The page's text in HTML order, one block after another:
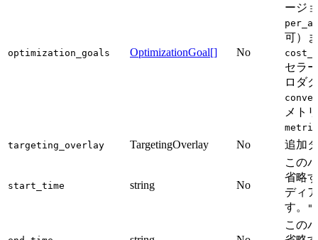
optimization_goals OptimizationGoal[] No
ージ
可）
セラ
ロダ
メト
targeting_overlay
TargetingOverlay No 追加
start_time string No
この
省略
ディ
す。
この